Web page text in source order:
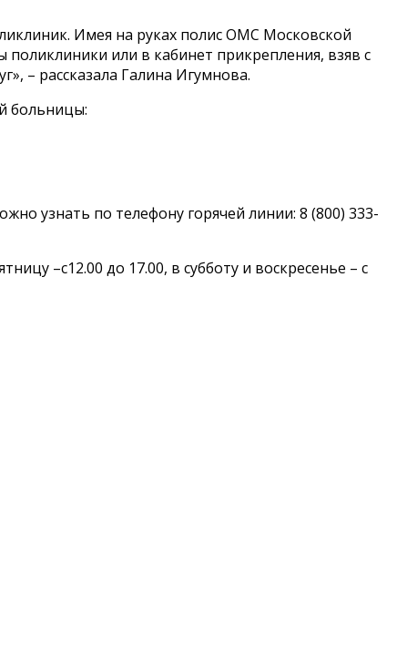
Имея на руках полис ОМС Московской
или в кабинет прикрепления, взяв с
– рассказала Галина Игумнова.
больницы:
узнать по телефону горячей линии: 8 (800) 333-
–с12.00 до 17.00, в субботу и воскресенье – с